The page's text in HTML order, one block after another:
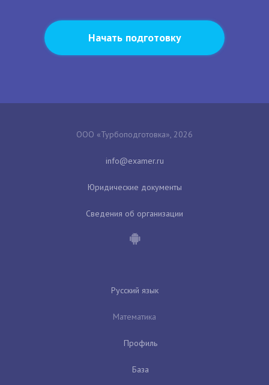
Начать подготовку
ООО «Турбоподготовка», 2026
Юридические документы
Сведения об организации
Русский язык
Математика
Профиль
База